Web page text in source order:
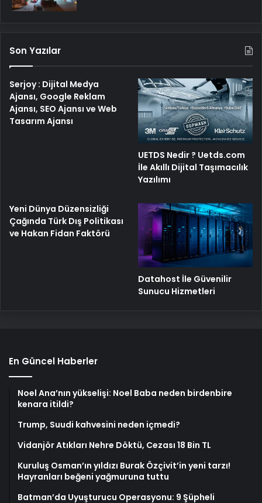
Son Yazılar
Serjoy : Dijital Medya
Ajansı, Google Reklam
Ajansı, SEO Ajansı ve Web
Tasarım Ajansı
UETDS Nedir ? Uetds.com
İle Akıllı Dijital Taşımacılık
Yazılımı
Yeni Dünya Düzensizliği
Çağında Türk Dış Politikası
ve Hakan Fidan Faktörü
Datahost İle Güvenilir
Sunucu Hizmetleri
En Güncel Haberler
Noel Ana’nın yükselişi: Noel Baba neden birdenbire
kenara itildi?
Trump, Suudi kahvesini neden içmedi?
Vidanjör Atıkları Nehre Döktü, Cezası 18 Bin TL
Kuruluş Osman’ın yıldızı Burak Özçivit’in yeni tarzı!
Hayranları beğeni yağmuruna tuttu
Batman’da Uyuşturucu Operasyonu: 9 Şüpheli